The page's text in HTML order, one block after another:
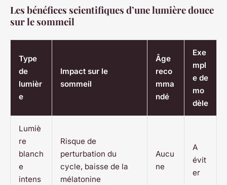
Les bénéfices scientifiques d’une lumière douce
sur le sommeil
Type
de
lumièr
e
Impact sur le
sommeil
Âge
reco
mma
ndé
Exe
mpl
e de
mo
dèle
Lumiè
re
blanch
e
intens
Risque de
perturbation du
cycle, baisse de la
mélatonine
Aucu
ne
A
évit
er